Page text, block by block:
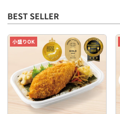
BEST SELLER
小盛りOK